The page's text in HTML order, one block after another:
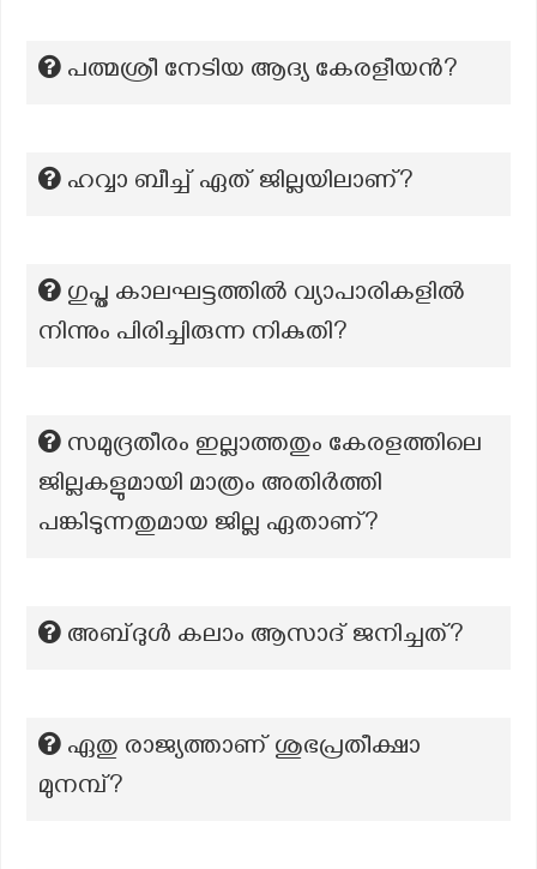
പത്മശ്രീ നേടിയ ആദ്യ കേരളീയന്‍?
ഹവ്വാ ബീച്ച് ഏത് ജില്ലയിലാണ്?
ഗുപ്ത കാലഘട്ടത്തിൽ വ്യാപാരികളിൽ
നിന്നും പിരിച്ചിരുന്ന നികുതി?
സമുദ്രതീരം ഇല്ലാത്തതും കേരളത്തിലെ
ജില്ലകളുമായി മാത്രം അതിർത്തി
പങ്കിടുന്നതുമായ ജില്ല ഏതാണ്?
അബ്ദുൾ കലാം ആസാദ് ജനിച്ചത്?
ഏതു രാജ്യത്താണ് ശുഭപ്രതീക്ഷാ
മുനമ്പ്?